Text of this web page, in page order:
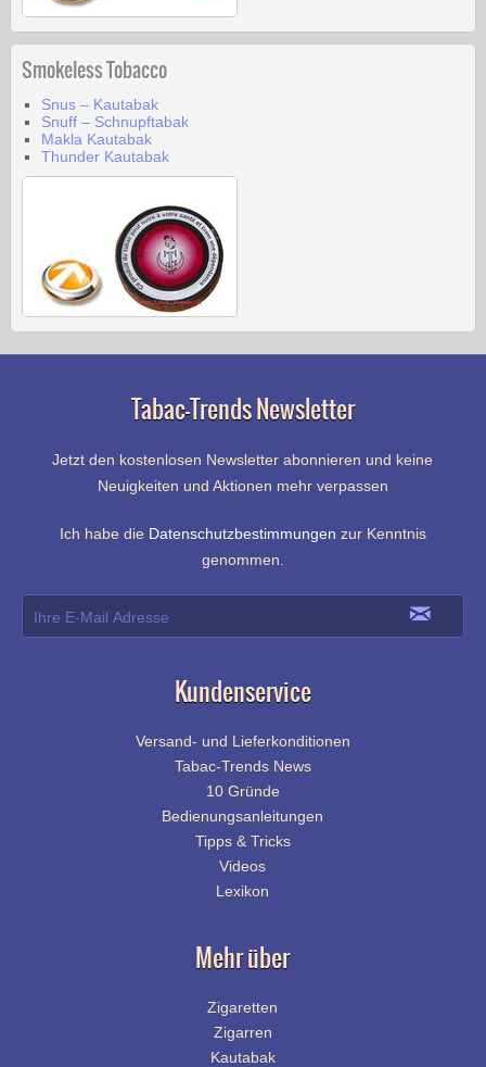
Smokeless Tobacco
Snus – Kautabak
Snuff – Schnupftabak
Makla Kautabak
Thunder Kautabak
Tabac-Trends Newsletter
Jetzt den kostenlosen Newsletter abonnieren und keine
Neuigkeiten und Aktionen mehr verpassen
Ich habe die Datenschutzbestimmungen zur Kenntnis
genommen.
Kundenservice
Versand- und Lieferkonditionen
Tabac-Trends News
10 Gründe
Bedienungsanleitungen
Tipps & Tricks
Videos
Lexikon
Mehr über
Zigaretten
Zigarren
Kautabak